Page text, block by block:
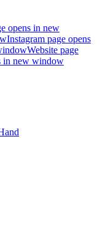
opens in new
Instagram page opens
Website page
in new window